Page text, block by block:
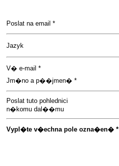
Poslat na email *
Jazyk
V� e-mail *
Jm�no a p��jmen� *
Poslat tuto pohlednici
n�komu dal��mu
Vypl�te v�echna pole ozna�en� *